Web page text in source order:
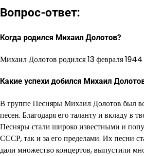
Вопрос-ответ:
Когда родился Михаил Долотов?
Михаил Долотов родился 13 февраля 1944
Какие успехи добился Михаил
В группе Песняры Михаил Долотов был
песен. Благодаря его таланту и вкладу в
Песняры стали широко известными и
СССР, так и за его пределами. Их песни
дали множество концертов, выпустили